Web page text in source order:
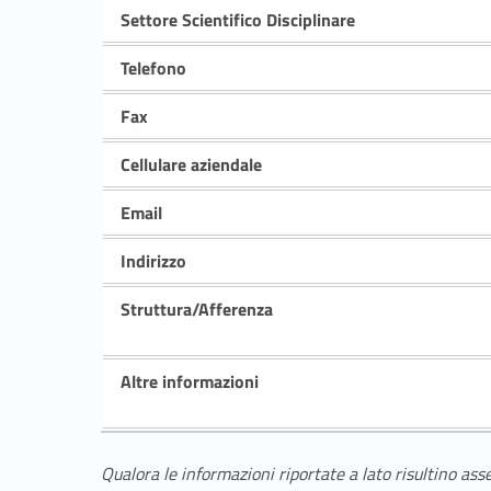
Settore Scientifico Disciplinare
Telefono
Fax
Cellulare aziendale
Email
Indirizzo
Struttura/Afferenza
Altre informazioni
Qualora le informazioni riportate a lato risultino